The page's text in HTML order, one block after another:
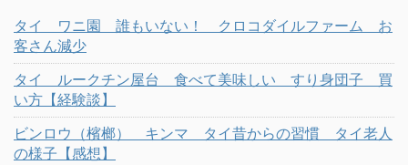
タイ ワニ園 誰もいない！ クロコダイルファーム お
客さん減少
タイ ルークチン屋台 食べて美味しい すり身団子 買
い方【経験談】
ビンロウ（檳榔） キンマ タイ昔からの習慣 タイ老人
の様子【感想】